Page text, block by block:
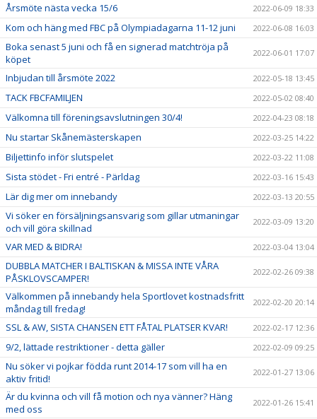
Årsmöte nästa vecka 15/6 2022-06-09 18:33
Kom och häng med FBC på Olympiadagarna 11-12 juni 2022-06-08 16:03
Boka senast 5 juni och få en signerad matchtröja på
köpet
2022-06-01 17:07
Inbjudan till årsmöte 2022 2022-05-18 13:45
TACK FBCFAMILJEN 2022-05-02 08:40
Välkomna till föreningsavslutningen 30/4! 2022-04-23 08:18
Nu startar Skånemästerskapen 2022-03-25 14:22
Biljettinfo inför slutspelet 2022-03-22 11:08
Sista stödet - Fri entré - Pärldag 2022-03-16 15:43
Lär dig mer om innebandy 2022-03-13 20:55
Vi söker en försäljningsansvarig som gillar utmaningar
och vill göra skillnad
2022-03-09 13:20
VAR MED & BIDRA! 2022-03-04 13:04
DUBBLA MATCHER I BALTISKAN & MISSA INTE VÅRA
PÅSKLOVSCAMPER!
2022-02-26 09:38
Välkommen på innebandy hela Sportlovet kostnadsfritt
måndag till fredag!
2022-02-20 20:14
SSL & AW, SISTA CHANSEN ETT FÅTAL PLATSER KVAR! 2022-02-17 12:36
9/2, lättade restriktioner - detta gäller 2022-02-09 09:25
Nu söker vi pojkar födda runt 2014-17 som vill ha en
aktiv fritid!
2022-01-27 13:06
Är du kvinna och vill få motion och nya vänner? Häng
med oss
2022-01-26 15:41